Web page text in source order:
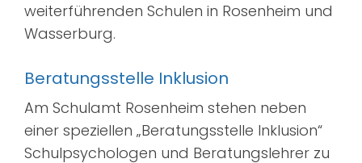
weiterführenden Schulen in Rosenheim und
Wasserburg.
Beratungsstelle Inklusion
Am Schulamt Rosenheim stehen neben
einer speziellen „Beratungsstelle Inklusion“
Schulpsychologen und Beratungslehrer zu